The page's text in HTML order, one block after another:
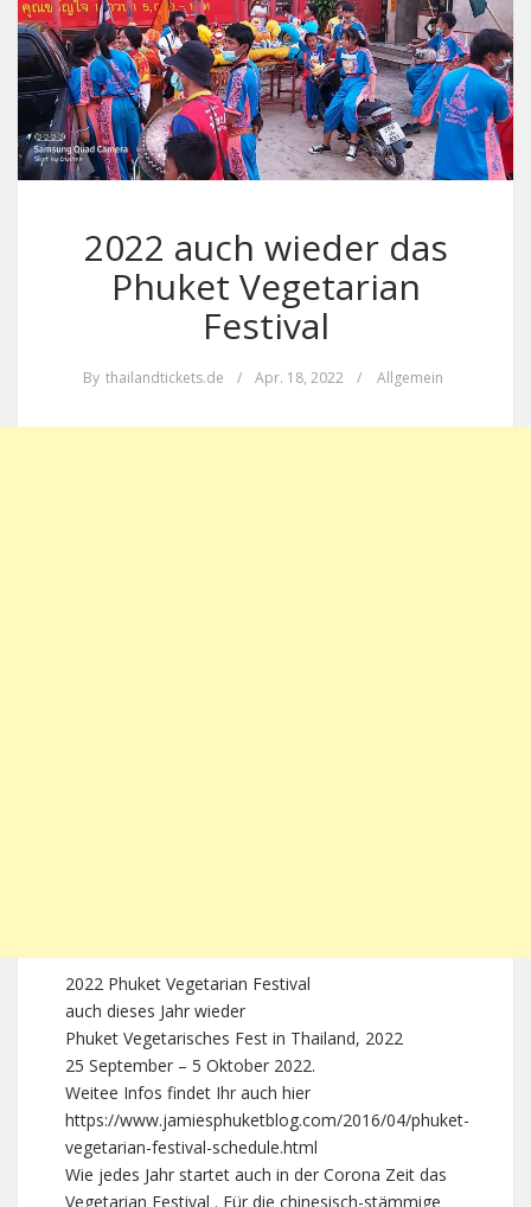
2022 auch wieder das
Phuket Vegetarian
Festival
By thailandtickets.de / Apr. 18, 2022 / Allgemein
2022 Phuket Vegetarian Festival
auch dieses Jahr wieder
Phuket Vegetarisches Fest in Thailand, 2022
25 September – 5 Oktober 2022.
Weitee Infos findet Ihr auch hier
https://www.jamiesphuketblog.com/2016/04/phuket-
vegetarian-festival-schedule.html
Wie jedes Jahr startet auch in der Corona Zeit das
Vegetarian Festival . Für die chinesisch-stämmige